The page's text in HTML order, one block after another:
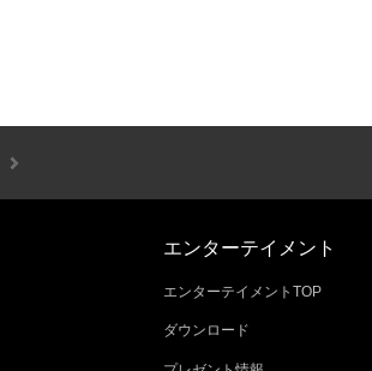
エンターテイメント
エンターテイメントTOP
ダウンロード